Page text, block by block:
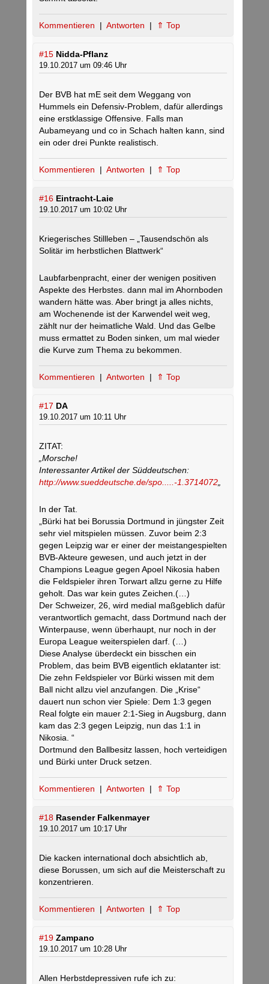
Kommentieren | Antworten | ⇑ Top
#15 Nidda-Pflanz
19.10.2017 um 09:46 Uhr
Der BVB hat mE seit dem Weggang von
Hummels ein Defensiv-Problem, dafür allerdings
eine erstklassige Offensive. Falls man
Aubameyang und co in Schach halten kann, sind
ein oder drei Punkte realistisch.
Kommentieren | Antworten | ⇑ Top
#16 Eintracht-Laie
19.10.2017 um 10:02 Uhr
Kriegerisches Stillleben – „Tausendschön als
Solitär im herbstlichen Blattwerk“
Laubfarbenpracht, einer der wenigen positiven
Aspekte des Herbstes. dann mal im Ahornboden
wandern hätte was. Aber bringt ja alles nichts,
am Wochenende ist der Karwendel weit weg,
zählt nur der heimatliche Wald. Und das Gelbe
muss ermattet zu Boden sinken, um mal wieder
die Kurve zum Thema zu bekommen.
Kommentieren | Antworten | ⇑ Top
#17 DA
19.10.2017 um 10:11 Uhr
ZITAT:
„Morsche!
Interessanter Artikel der Süddeutschen:
http://www.sueddeutsche.de/spo.....-1.3714072
In der Tat.
„Bürki hat bei Borussia Dortmund in jüngster Zeit
sehr viel mitspielen müssen. Zuvor beim 2:3
gegen Leipzig war er einer der meistangespielten
BVB-Akteure gewesen, und auch jetzt in der
Champions League gegen Apoel Nikosia haben
die Feldspieler ihren Torwart allzu gerne zu Hilfe
geholt. Das war kein gutes Zeichen.(…)
Der Schweizer, 26, wird medial maßgeblich dafür
verantwortlich gemacht, dass Dortmund nach der
Winterpause, wenn überhaupt, nur noch in der
Europa League weiterspielen darf. (…)
Diese Analyse überdeckt ein bisschen ein
Problem, das beim BVB eigentlich eklatanter ist:
Die zehn Feldspieler vor Bürki wissen mit dem
Ball nicht allzu viel anzufangen. Die „Krise“
dauert nun schon vier Spiele: Dem 1:3 gegen
Real folgte ein mauer 2:1-Sieg in Augsburg, dann
kam das 2:3 gegen Leipzig, nun das 1:1 in
Nikosia. “
Dortmund den Ballbesitz lassen, hoch verteidigen
und Bürki unter Druck setzen.
Kommentieren | Antworten | ⇑ Top
#18 Rasender Falkenmayer
19.10.2017 um 10:17 Uhr
Die kacken international doch absichtlich ab,
diese Borussen, um sich auf die Meisterschaft zu
konzentrieren.
Kommentieren | Antworten | ⇑ Top
#19 Zampano
19.10.2017 um 10:28 Uhr
Allen Herbstdepressiven rufe ich zu: